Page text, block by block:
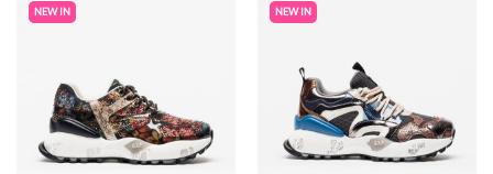
NEW IN NEW IN